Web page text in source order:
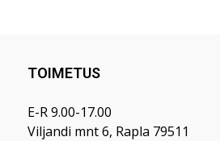
TOIMETUS
E-R 9.00-17.00
Viljandi mnt 6, Rapla 79511